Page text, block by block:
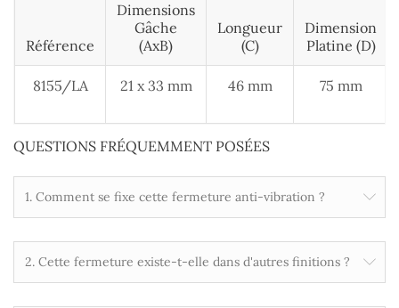
Référence
Dimensions
Gâche
(AxB)
Longueur
(c)
Dimension
Platine (D)
8155/LA 21 x 33 mm 46 mm 75 mm
QUESTIONS FRÉQUEMMENT POSÉES
1. Comment se fixe cette fermeture anti-vibration ?
2. Cette fermeture existe-t-elle dans d'autres finitions ?